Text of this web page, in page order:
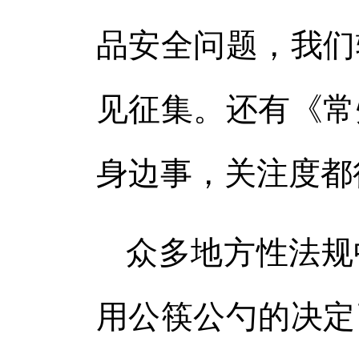
品安全问题，我
见征集。还有《
身边事，关注度
众多地方性法
用公筷公勺的决